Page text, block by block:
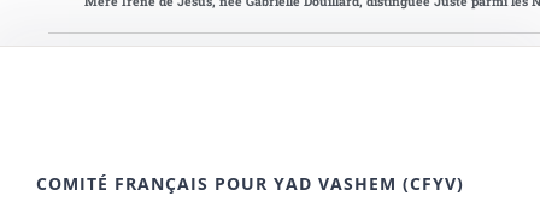
COMITÉ FRANÇAIS POUR YAD VASHEM (CFYV)